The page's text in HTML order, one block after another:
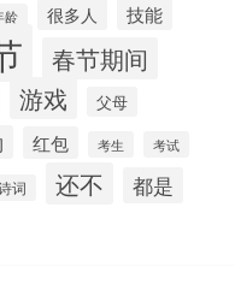
龄 很多人 技能
春节期间
游戏 父母
红包 考生 考试
词 还不 都是